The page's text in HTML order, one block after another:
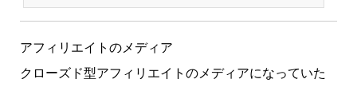
アフィリエイター（メディア会員）と提携した集客ネットワークで商品やサービス
を拡販します。
アフィリエイトのメディア
クローズド型アフィリエイトのメディアになっていた